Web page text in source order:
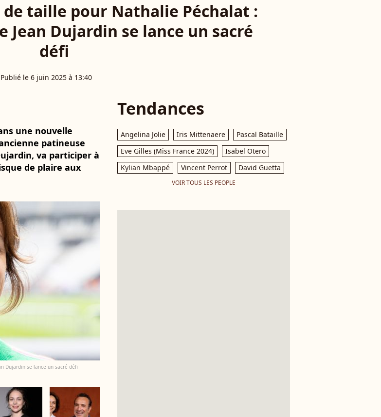
taille pour Nathalie Péchalat :
Jean Dujardin se lance un sacré
défi
Publié le 6 juin 2025 à 13:40
une nouvelle
patineuse
va participer à
de plaire aux
Dujardin se lance un sacré défi
Tendances
Angelina Jolie Iris Mittenaere
Pascal Bataille
Eve Gilles (Miss France 2024)
Isabel Otero
Kylian Mbappé
Vincent Perrot David Guetta
VOIR TOUS LES PEOPLE